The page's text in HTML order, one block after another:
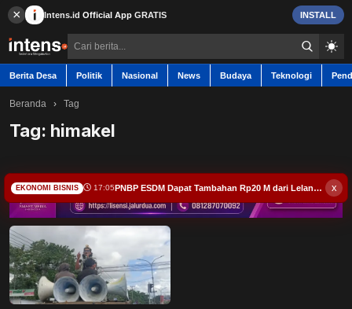
× Intens.id Official App GRATIS INSTALL
Berita Desa Politik Nasional News Budaya Teknologi
Contact
Politik
Nasional
Beranda › Tag
Tag: himakel
x
EKONOMI BISNIS 17:05 PNBP ESDM Dapat Tambahan Rp20 M dari Lelang Batu Bara Hasil Penindakan